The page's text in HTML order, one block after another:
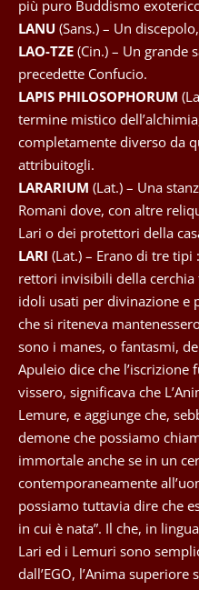
più puro Buddismo
LANU (Sans.) – Un
LAO-TZE (Cin.) – Un grande
precedette Confucio.
LAPIS PHILOSOPHORUM
termine mistico
completamente diverso da
attribuitogli.
LARARIUM (Lat.) – Una
Romani dove, con altre
Lari o dei protettori della
LARI (Lat.) – Erano di tre
rettori invisibili della
idoli usati per divinazione e
che si riteneva
sono i manes, o fantasmi,
Apuleio dice che l’iscrizione
vissero, significava che
Lemure, e aggiunge che,
demone che possiamo
immortale anche se in un
contemporaneamente
possiamo tuttavia dire che
in cui è nata”. Il che, in
Lari ed i Lemuri sono
dall’EGO, l’Anima